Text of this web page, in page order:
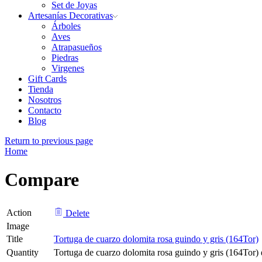
Set de Joyas
Artesanías Decorativas
Árboles
Aves
Atrapasueños
Piedras
Virgenes
Gift Cards
Tienda
Nosotros
Contacto
Blog
Return to previous page
Home
Compare
Action
Delete
Image
Title
Tortuga de cuarzo dolomita rosa guindo y gris (164Tor)
Quantity
Tortuga de cuarzo dolomita rosa guindo y gris (164Tor)